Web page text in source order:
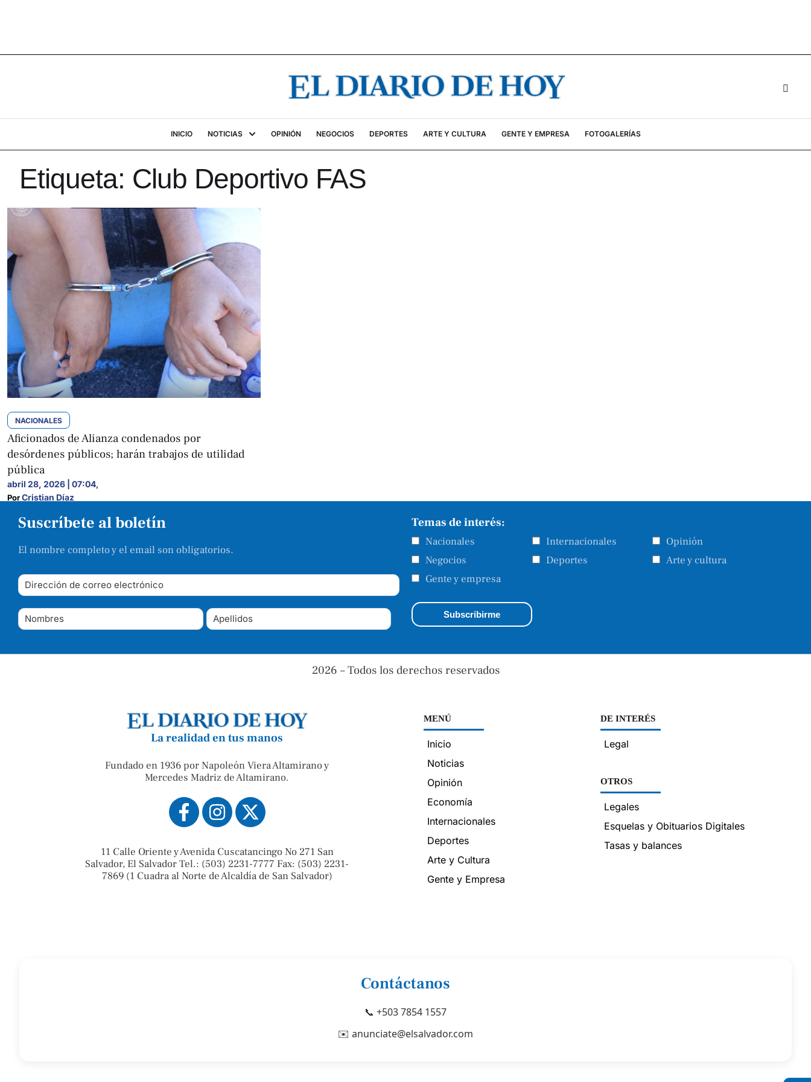
INICIO NOTICIAS OPINIÓN NEGOCIOS DEPORTES ARTE Y CULTURA GENTE Y EMPRESA FOTOGALERÍAS
Etiqueta: Club Deportivo FAS
NACIONALES
Aficionados de Alianza condenados por
desórdenes públicos; harán trabajos de utilidad
pública
abril 28, 2026 | 07:04,
Por Cristian Díaz
Suscríbete al boletín
El nombre completo y el email son obligatorios.
Temas de interés:
Nacionales Internacionales
Opinión
Negocios
Deportes
Arte y cultura
Gente y empresa
2026 – Todos los derechos reservados
La realidad en tus manos
Fundado en 1936 por Napoleón Viera Altamirano y
Mercedes Madriz de Altamirano.
11 Calle Oriente y Avenida Cuscatancingo No 271 San
Salvador, El Salvador Tel.: (503) 2231-7777 Fax: (503) 2231-
7869 (1 Cuadra al Norte de Alcaldía de San Salvador)
MENÚ
Inicio
Noticias
Opinión
Economía
Internacionales
Deportes
Arte y Cultura
Gente y Empresa
DE INTERÉS
Legal
OTROS
Legales
Esquelas y Obituarios Digitales
Tasas y balances
Contáctanos
📞 +503 7854 1557
✉️ anunciate@elsalvador.com